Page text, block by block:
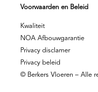
Voorwaarden en Beleid
Kwaliteit
NOA Afbouwgarantie
Privacy disclamer
Privacy beleid
© Berkers Vloeren – Alle